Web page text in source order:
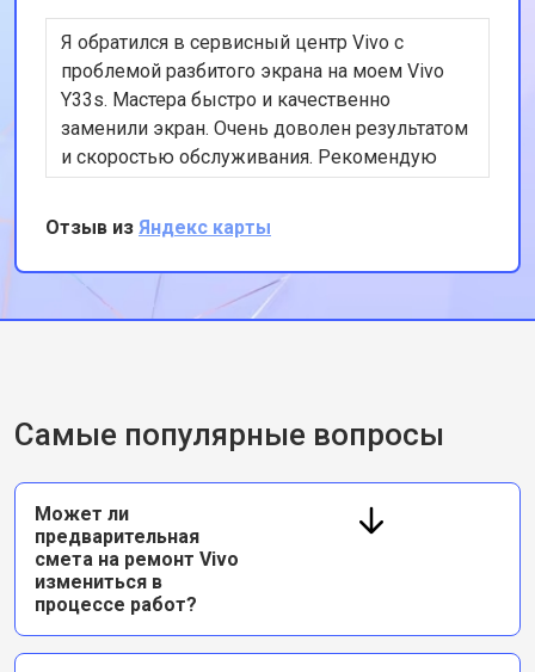
Я обратился в сервисный центр Vivo с
проблемой разбитого экрана на моем Vivo
Y33s. Мастера быстро и качественно
заменили экран. Очень доволен результатом
и скоростью обслуживания. Рекомендую
этот сервис всем владельцам смартфонов
Отзыв из Яндекс карты
Самые популярные вопросы
Может ли
предварительная
смета на ремонт Vivo
измениться в
процессе работ?